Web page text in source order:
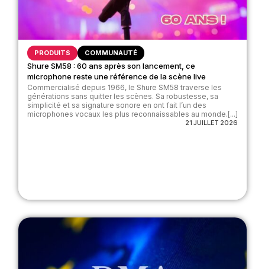
PRODUITS COMMUNAUTÉ
Shure SM58 : 60 ans après son lancement, ce
microphone reste une référence de la scène live
Commercialisé depuis 1966, le Shure SM58 traverse les
générations sans quitter les scènes. Sa robustesse, sa
simplicité et sa signature sonore en ont fait l’un des
microphones vocaux les plus reconnaissables au monde.[...]
21 JUILLET 2026